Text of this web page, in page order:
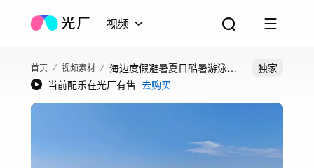
视频
首页 视频素材
海边度假避暑夏日酷暑游泳海
水浴戏水
独家
当前配乐在光厂有售 去购买